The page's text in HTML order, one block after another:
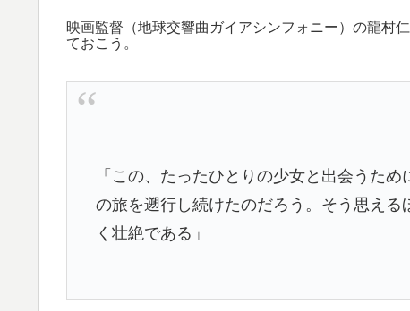
映画監督（地球交響曲ガイアシンフォニー）の龍村
ておこう。
「この、たったひとりの少女と出会うた
の旅を遡行し続けたのだろう。そう思える
く壮絶である」